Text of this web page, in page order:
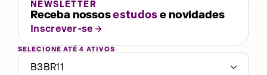
NEWSLETTER
Receba nossosestudose novidades
Inscrever-se
SELECIONE ATÉ 4 ATIVOS
B3BR11